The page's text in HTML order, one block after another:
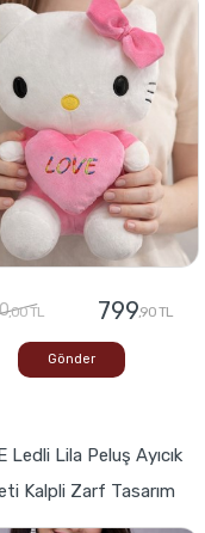
,00 TL 799,90 TL
Gönder
Ledli Lila Peluş Ayıcık
Kalpli Zarf Tasarım